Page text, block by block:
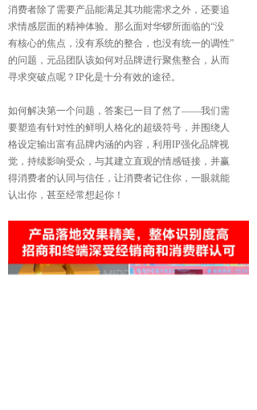
消费者除了需要产品能满足其功能需求之外，还要追
求情感层面的精神体验。那么面对华锣所面临的“没
有核心的焦点，没有系统的整合，也没有统一的调性”
的问题， 元品团队该如何对品牌进行聚焦整合，从而
寻求突破点呢？IP化是十分有效的途径。
如何解决第一个问题，答案已一目了然了——我们需
要塑造有针对性的鲜明人格化的超级符号，并围绕人
格设定输出富有品牌内涵的内容，利用IP强化品牌视
觉，持续影响受众，与其建立直观的情感链接，并赢
得消费者的认同与信任，让消费者记住你，一眼就能
认出你，甚至经常想起你！